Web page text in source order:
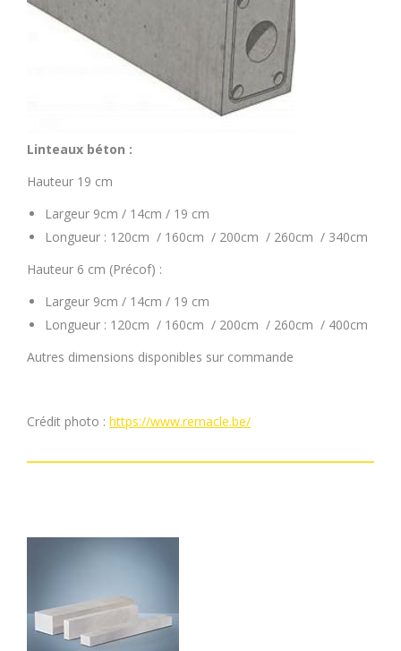
Linteaux béton :
Hauteur 19 cm
Largeur 9cm / 14cm / 19 cm
Longueur : 120cm / 160cm / 200cm / 260cm / 340cm
Hauteur 6 cm (Précof) :
Largeur 9cm / 14cm / 19 cm
Longueur : 120cm / 160cm / 200cm / 260cm / 400cm
Autres dimensions disponibles sur commande
Crédit photo : https://www.remacle.be/